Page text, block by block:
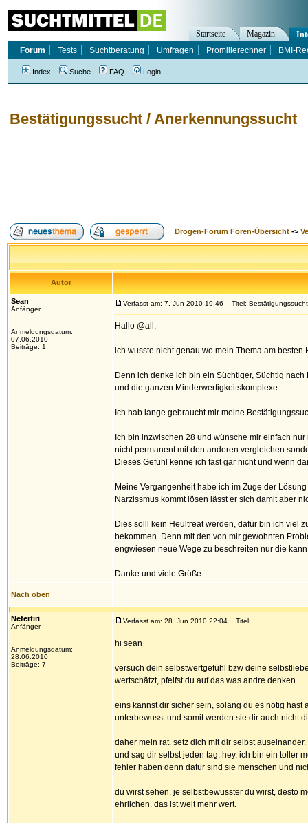
Bestätigungssucht / Anerkennungssucht
Drogen-Forum Foren-Übersicht ->
Autor
Sean
Anfänger
Anmeldungsdatum:
07.06.2010
Beiträge: 1
Verfasst am: 7. Jun 2010 19:46 Titel:
Hallo @all,
ich wusste nicht genau wo mein Thema am
Denn ich denke ich bin ein Süchtiger, Süchtig
und die ganzen Minderwertigkeitskomplexe.
Ich hab lange gebraucht mir meine
Ich bin inzwischen 28 und wünsche mir einfach
nicht permanent mit den anderen vergleichen
Dieses Gefühl kenne ich fast gar nicht und wenn
Meine Vergangenheit habe ich im Zuge der
Narzissmus kommt lösen lässt er sich damit aber
Dies solll kein Heultreat werden, dafür bin ich viel
bekommen. Denn mit den von mir gewohnten
engwiesen neue Wege zu beschreiten nur die
Danke und viele Grüße
Nach oben
Nefertiri
Anfänger
Anmeldungsdatum:
28.06.2010
Beiträge: 7
Verfasst am: 28. Jun 2010 22:04 Titel:
hi sean
versuch dein selbstwertgefühl bzw deine
wertschätzt, pfeifst du auf das was andre denken.
eins kannst dir sicher sein, solang du es nötig
unterbewusst und somit werden sie dir auch nicht
daher mein rat. setz dich mit dir selbst
und sag dir selbst jeden tag: hey, ich bin ein toller
fehler haben denn dafür sind sie menschen und
du wirst sehen. je selbstbewusster du wirst, desto
ehrlichen. das ist weit mehr wert.
Startseite Magazin
Forum
Tests Suchtberatung Umfragen Promillerechner BMI-
Index Suche FAQ Login